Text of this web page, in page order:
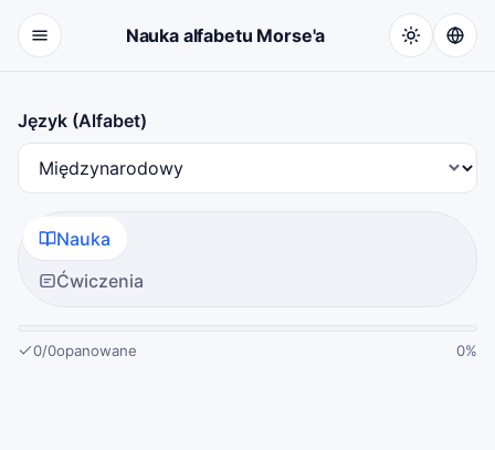
Przejdź do treści
Nauka alfabetu Morse'a
Język (Alfabet)
TrybNauka
Ćwiczenia
0/0opanowane 0%